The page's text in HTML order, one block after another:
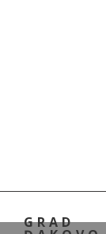
GRAD